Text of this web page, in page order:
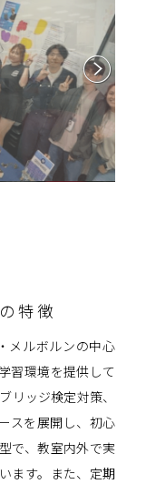
特徴
メルボルンの中心
習環境を提供して
リッジ検定対策、
スを展開し、初心
で、教室内外で実
ます。また、定期